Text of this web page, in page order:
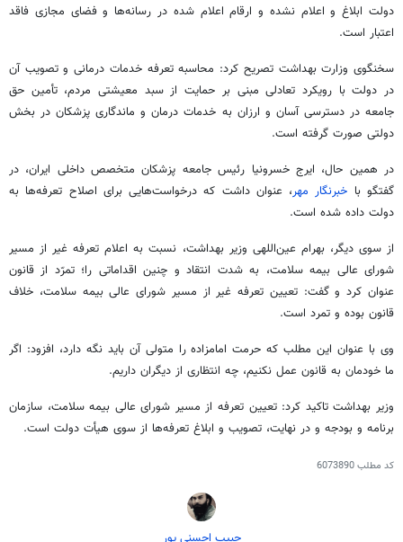
دولت ابلاغ و اعلام نشده و ارقام اعلام شده در رسانه‌ها و فضای مجازی فاقد
اعتبار است.
سخنگوی وزارت بهداشت تصریح کرد: محاسبه تعرفه خدمات درمانی و تصویب آن
در دولت با رویکرد تعادلی مبنی بر حمایت از سبد معیشتی مردم، تأمین حق
جامعه در دسترسی آسان و ارزان به خدمات درمان و ماندگاری پزشکان در بخش
دولتی صورت گرفته است.
در همین حال، ایرجخسرونیا رئیس جامعه پزشکان متخصص داخلی ایران، در
گفتگو با خبرنگار مهر، عنوان داشت که درخواست‌هایی برای اصلاح تعرفه‌ها به
دولت داده شده است.
از سوی دیگر، بهرام عین‌اللهی وزیر بهداشت، نسبت به اعلام تعرفه غیر از مسیر
شورای عالی بیمه سلامت، به شدت انتقاد و چنین اقداماتی را؛ تمرّد از قانون
عنوان کرد و گفت: تعیین تعرفه غیر از مسیر شورای عالی بیمه سلامت، خلاف
قانون بوده و تمرد است.
وی با عنوان این مطلب که حرمت امامزاده را متولی آن باید نگه دارد، افزود: اگر
ما خودمان به قانون عمل نکنیم، چه انتظاری از دیگران داریم.
وزیر بهداشت تاکید کرد: تعیین تعرفه از مسیر شورای عالی بیمه سلامت، سازمان
برنامه و بودجه و در نهایت، تصویب و ابلاغ تعرفه‌ها از سوی هیأت دولت است.
کد مطلب6073890
حبیب احسنی پور